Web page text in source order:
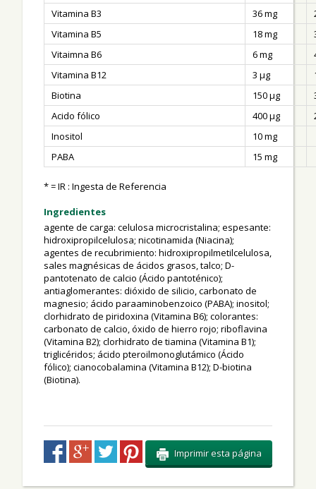
Vitamina B3
36 mg
Vitamina B5
18 mg
Vitaimna B6
6 mg
Vitamina B12
3 µg
Biotina
150 μg
Acido fólico
400 µg
Inositol
10 mg
PABA
15 mg
* = IR : Ingesta de Referencia
Ingredientes
agente de carga: celulosa microcristalina; espesante:
hidroxipropilcelulosa; nicotinamida (Niacina);
agentes de recubrimiento: hidroxipropilmetilcelulosa,
sales magnésicas de ácidos grasos, talco; D-
pantotenato de calcio (Ácido pantoténico);
antiaglomerantes: dióxido de silicio, carbonato de
magnesio; ácido paraaminobenzoico (PABA); inositol;
clorhidrato de piridoxina (Vitamina B6); colorantes:
carbonato de calcio, óxido de hierro rojo; riboflavina
(Vitamina B2); clorhidrato de tiamina (Vitamina B1);
triglicéridos; ácido pteroilmonoglutámico (Ácido
fólico); cianocobalamina (Vitamina B12); D-biotina
(Biotina).
Imprimir esta página